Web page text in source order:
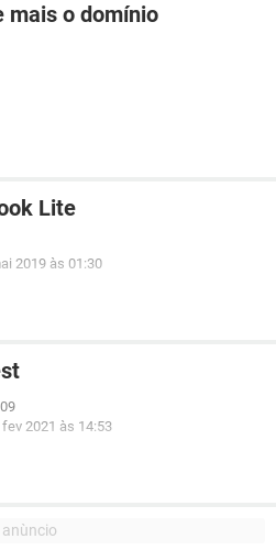
mais o domínio
Lite
2019 às 01:30
2021 às 14:53